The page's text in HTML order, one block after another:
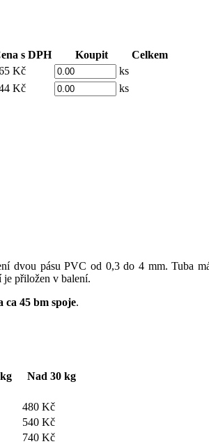
s DPH Koupit
Celkem
Kč
ks
Kč ks
dvou pásu PVC od 0,3 do 4 mm. Tuba
je přiložen v balení.
ca 45 bm spoje.
Nad 30 kg
480 Kč
540 Kč
740 Kč